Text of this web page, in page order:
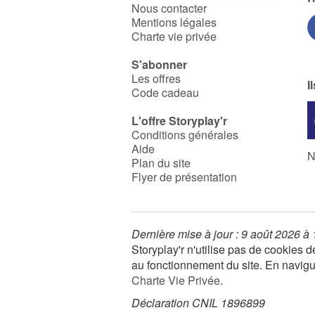
des intolérances. Une
aventure pleine d’espoir et
une fin qui invite le lecteur à
la méfiance : les fanatismes
unis et vigilants !
Nous contacter
Mentions légales
Charte vie privée
S'abonner
Les offres
Code cadeau
L'offre Storyplay'r
Conditions générales
Aide
Plan du site
Flyer de présentation
Dernière mise à jour : 9 août 2026 à
Storyplay'r n'utilise pas de cookies
au fonctionnement du site. En
Charte Vie Privée.
Déclaration CNIL 1896899